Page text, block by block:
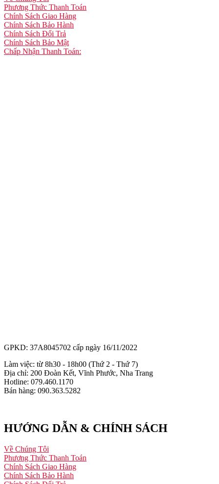
Phương Thức Thanh Toán
Chính Sách Giao Hàng
Chính Sách Bảo Hành
Chính Sách Đổi Trả
Chính Sách Bảo Mật
Chấp Nhận Thanh Toán:
GPKD: 37A8045702 cấp ngày 16/11/2022
Làm việc: từ 8h30 - 18h00 (Thứ 2 - Thứ 7)
Địa chỉ: 200 Đoàn Kết, Vĩnh Phước, Nha Trang
Hotline: 079.460.1170
Bán hàng: 090.363.5282
HƯỚNG DẪN & CHÍNH SÁCH
Về Chúng Tôi
Phương Thức Thanh Toán
Chính Sách Giao Hàng
Chính Sách Bảo Hành